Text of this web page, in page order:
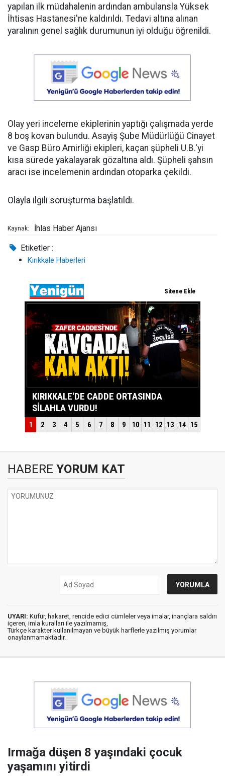
yapılan ilk müdahalenin ardından ambulansla Yüksek
İhtisas Hastanesi'ne kaldırıldı. Tedavi altına alınan
yaralının genel sağlık durumunun iyi olduğu öğrenildi.
Olay yeri inceleme ekiplerinin yaptığı çalışmada yerde
8 boş kovan bulundu. Asayiş Şube Müdürlüğü Cinayet
ve Gasp Büro Amirliği ekipleri, kaçan şüpheli U.B.'yi
kısa sürede yakalayarak gözaltına aldı. Şüpheli şahsın
aracı ise incelemenin ardından otoparka çekildi.
Olayla ilgili soruşturma başlatıldı.
Kaynak: İhlas Haber Ajansı
Etiketler :
Kırıkkale Haberleri
HABERE YORUM KAT
UYARI: Küfür, hakaret, rencide edici cümleler veya imalar, inançlara saldırı
içeren, imla kuralları ile yazılmamış,
Türkçe karakter kullanılmayan ve büyük harflerle yazılmış yorumlar
onaylanmamaktadır.
Irmağa düşen 8 yaşındaki çocuk
yaşamını yitirdi